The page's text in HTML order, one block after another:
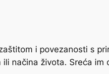
i povezanosti s
načina života. Sreća im